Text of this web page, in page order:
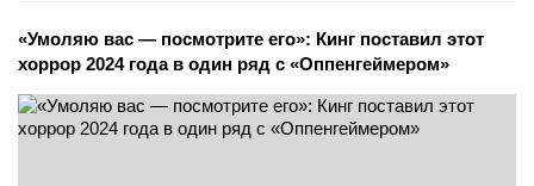
«Умоляю вас — посмотрите его»: Кинг поставил этот
хоррор 2024 года в один ряд с «Оппенгеймером»